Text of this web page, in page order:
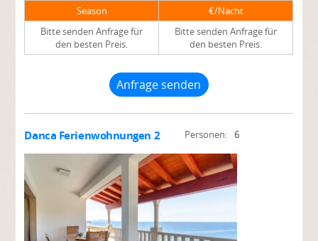
Season
€/Nacht
Bitte senden Anfrage für
den besten Preis.
Bitte senden Anfrage für
den besten Preis.
Anfrage senden
Danca Ferienwohnungen 2 Personen: 6